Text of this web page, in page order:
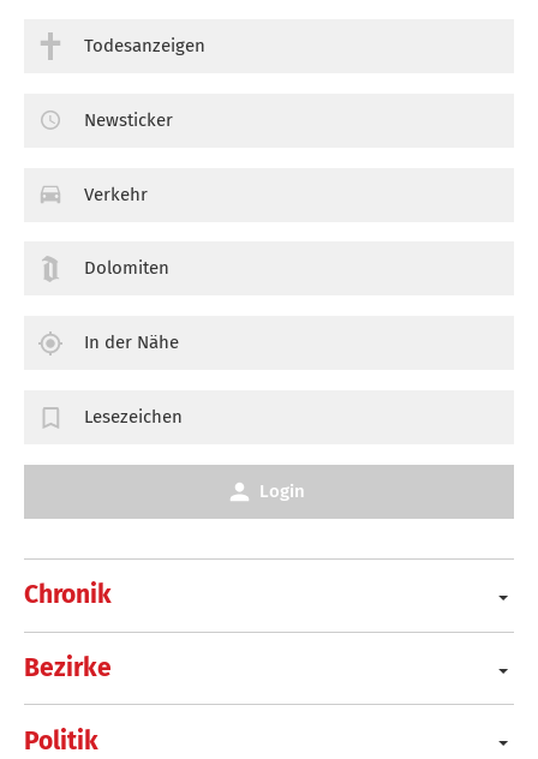
Chronik
Bezirke
Politik
Todesanzeigen
Newsticker
Verkehr
Dolomiten
In der Nähe
Lesezeichen
Login